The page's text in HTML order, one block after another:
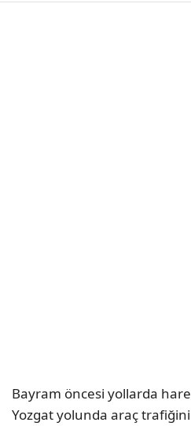
Bayram öncesi yollarda
Yozgat yolunda araç